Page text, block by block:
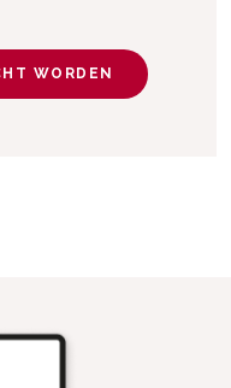
WORDEN